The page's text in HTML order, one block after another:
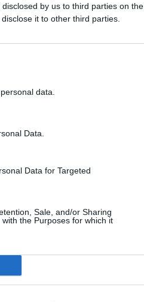
by us to third parties on the
it to other third parties.
data.
Data.
Data for Targeted
Sale, and/or Sharing
the Purposes for which it